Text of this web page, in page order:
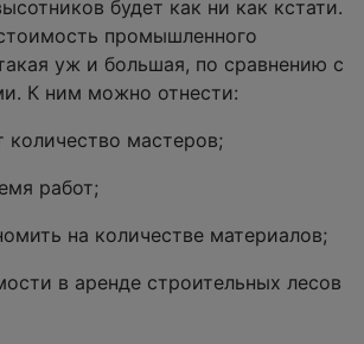
будет как ни как кстати.
промышленного
уж и большая, по сравнению с
К ним можно отнести:
мастеров;
работ;
на количестве материалов;
в аренде строительных лесов